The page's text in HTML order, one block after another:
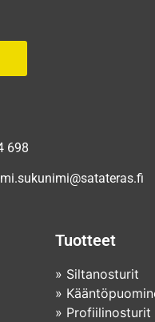
698
Tuotteet
» Siltanosturit
»
» Profiilinosturit